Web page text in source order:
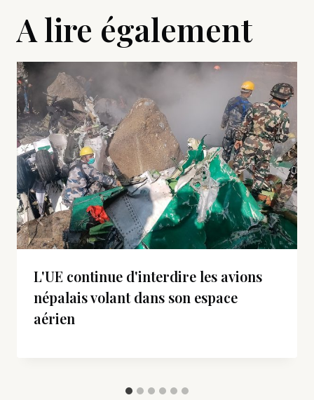
A lire également
L'UE continue d'interdire les avions
népalais volant dans son espace
aérien